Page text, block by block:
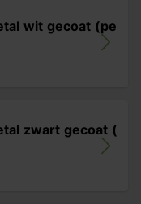
wit gecoat (pe
zwart gecoat (